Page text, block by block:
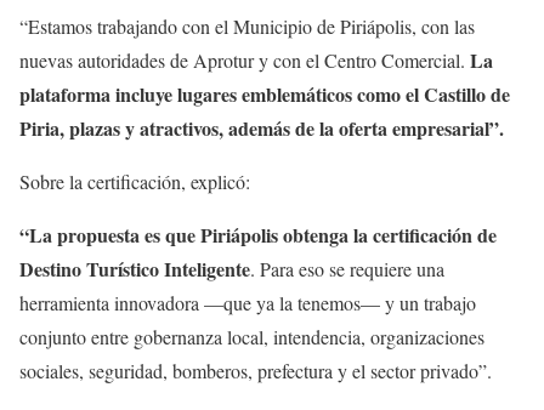
“Estamos trabajando con el Municipio de Piriápolis, con las
nuevas autoridades de Aprotur y con el Centro Comercial. La
plataforma incluye lugares emblemáticos como el Castillo de
Piria, plazas y atractivos, además de la oferta empresarial”.
Sobre la certificación, explicó:
“La propuesta es que Piriápolis obtenga la certificación de
Destino Turístico Inteligente. Para eso se requiere una
herramienta innovadora —que ya la tenemos— y un trabajo
conjunto entre gobernanza local, intendencia, organizaciones
sociales, seguridad, bomberos, prefectura y el sector privado”.